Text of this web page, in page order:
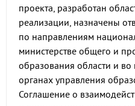
проекта, разработан
реализации, назначены
по направлениям
министерстве общего и
образования области и
органах управления
Соглашение о